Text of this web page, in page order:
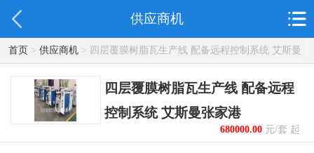
供应商机
首页> 供应商机> 四层覆膜树脂瓦生产线 配备远程控制系统 艾斯曼
张家港
四层覆膜树脂瓦生产线 配备远程
控制系统 艾斯曼张家港
680000.00元/套 起